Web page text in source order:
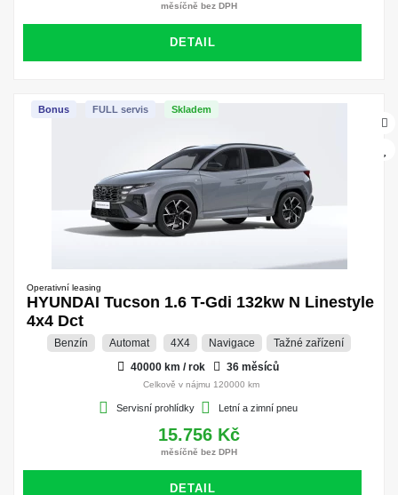
měsíčně bez DPH
DETAIL
Skladem
FULL servis
Bonus
Operativní leasing
HYUNDAI Tucson 1.6 T-Gdi 132kw N Linestyle
4x4 Dct
Benzín Automat 4X4 Navigace
Tažné zařízení
40000 km / rok
36 měsíců
Celkově v nájmu 120000 km
Servisní prohlídky Letní a zimní pneu
15.756 Kč
měsíčně bez DPH
DETAIL